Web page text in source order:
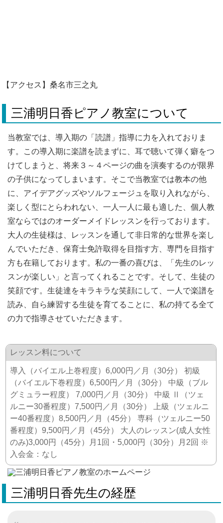
【アクセス】桑名市三之丸
三浦明日香ピアノ教室について
当教室では、導入期の「読譜」指導に力を入れておりま
す。この導入期に楽譜を読まずに、耳で聴いて弾く癖をつ
けてしまうと、将来３～４ページの曲を演奏するのが限界
の子供になってしまいます。そこで当教室では教本の他
に、アイデアグッズやソルフェージュを取り入れながら、
楽しく型にとらわれない、一人一人に最も適した、個人教
室ならではのオーダーメイドレッスンを行っております。
大人の生徒様は、レッスンを通して非日常的な世界を楽し
んでいただき、保育士免許取得を目指す方、専門を目指す
方も在籍しております。私の一番の喜びは、「先生のレッ
スンが楽しい」と言ってくれることです。そして、生徒の
笑顔です。生徒達をキラキラな笑顔にして、一人で楽譜を
読み、自ら練習する生徒を育てることに、私の持てる全て
の力で指導させていただきます。
レッスン料について
導入（バイエル上巻程度）6,000円／月（30分） 初級
（バイエル下巻程度）6,500円／月（30分） 中級（ブル
グミュラー程度） 7,000円／月（30分） 中級 Ⅱ（ツェ
ルニー30番程度）7,500円／月（30分） 上級（ツェルニ
ー40番程度）8,500円／月（45分） 専科（ツェルニー50
番程度）9,500円／月（45分） 大人のレッスン(成人女性
のみ)3,000円（45分）月1回・5,000円（30分）月2回 ※
入会金：なし
三浦明日香先生の経歴